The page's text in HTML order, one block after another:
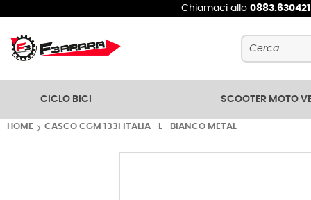
Chiamaci allo 0883.630421
Cerca
CICLO BICI SCOOTER MOTO
HOME CASCO CGM 133I ITALIA -L- BIANCO METAL